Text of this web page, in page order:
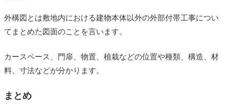
外構図とは敷地内における建物本体以外の外部付帯工事につい
てまとめた図面のことを言います。
カースペース、門扉、物置、植栽などの位置や種類、構造、材
料、寸法などが分かります。
まとめ